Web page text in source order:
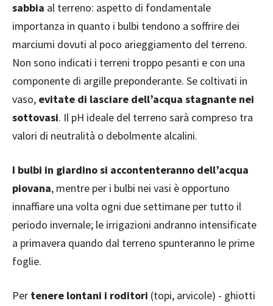
sabbia al terreno: aspetto di fondamentale
importanza in quanto i bulbi tendono a soffrire dei
marciumi dovuti al poco arieggiamento del terreno.
Non sono indicati i terreni troppo pesanti e con una
componente di argille preponderante. Se coltivati in
vaso, evitate di lasciare dell’acqua stagnante nei
sottovasi. Il pH ideale del terreno sarà compreso tra
valori di neutralità o debolmente alcalini.
I bulbi in giardino si accontenteranno dell’acqua
piovana, mentre per i bulbi nei vasi è opportuno
innaffiare una volta ogni due settimane per tutto il
periodo invernale; le irrigazioni andranno intensificate
a primavera quando dal terreno spunteranno le prime
foglie.
Per tenere lontani i roditori (topi, arvicole) - ghiotti